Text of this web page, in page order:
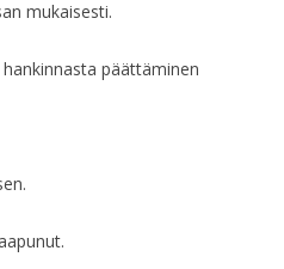
mukaisesti.
päättäminen